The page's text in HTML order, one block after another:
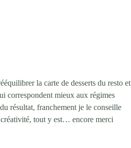
la carte de desserts du resto et
correspondent mieux aux régimes
résultat, franchement je le conseille
tout y est… encore merci